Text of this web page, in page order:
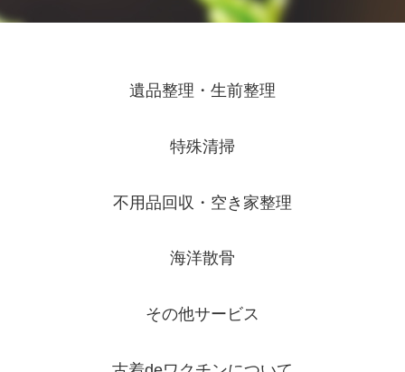
遺品整理・生前整理
特殊清掃
不用品回収・空き家整理
海洋散骨
その他サービス